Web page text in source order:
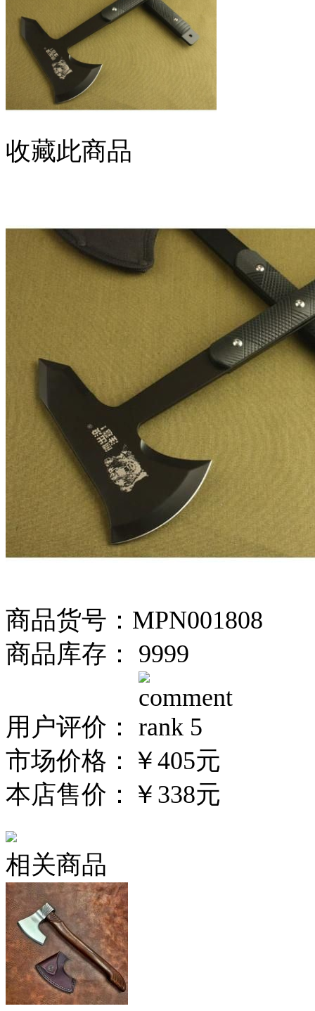
收藏此商品
商品货号：MPN001808
商品库存： 9999
用户评价：
市场价格： ￥405元
本店售价： ￥338元
相关商品